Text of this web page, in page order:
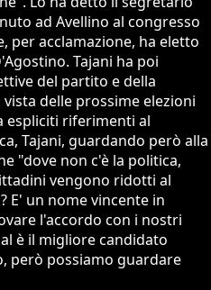
ad Avellino al congresso
per acclamazione, ha eletto
Tajani ha poi
del partito e della
delle prossime elezioni
espliciti riferimenti al
Tajani, guardando però alla
"dove non c'è la politica,
vengono ridotti al
E' un nome vincente in
l'accordo con i nostri
è il migliore candidato
però possiamo guardare